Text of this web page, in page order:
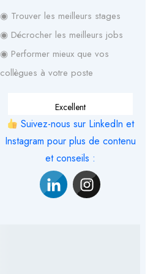
◉ Trouver les meilleurs stages
◉ Décrocher les meilleurs jobs
◉ Performer mieux que vos
collègues à votre poste
Excellent
Suivez-nous sur LinkedIn et
Instagram pour plus de contenu
et conseils :